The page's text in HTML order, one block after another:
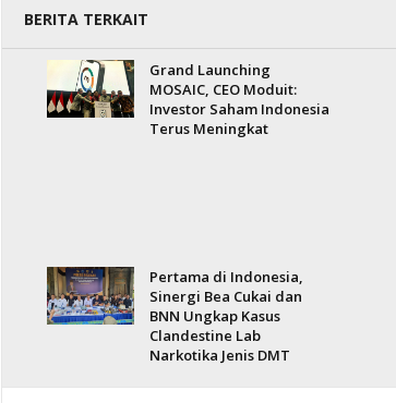
BERITA TERKAIT
Grand Launching
MOSAIC, CEO Moduit:
Investor Saham Indonesia
Terus Meningkat
Pertama di Indonesia,
Sinergi Bea Cukai dan
BNN Ungkap Kasus
Clandestine Lab
Narkotika Jenis DMT